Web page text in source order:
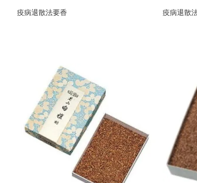
疫病退散法要香 疫病退散